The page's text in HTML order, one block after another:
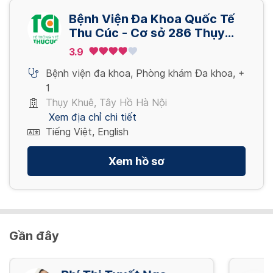
3,400,000 VND
Xem thêm
Nội soi dạ dày ống mềm có sinh thiết_ Lấy
mẫu bệnh phẩm XN. Test HP
Xem thêm
Gói khám – nam – khám sức khỏe tổng quát
định kỳ – nâng cao
3,200,000 VND
Gói khám – nam – khám sức khỏe tổng quát
định kỳ – nâng cao – cs2
4,621,000 VND
Bệnh Viện Đa Khoa Quốc Tế
Thu Cúc - Cơ sở 286 Thụy
Khuê - Tây Hồ - Hà Nội
3.9
Bệnh viện đa khoa, Phòng khám Đa khoa, +
1
Thụy Khuê, Tây Hồ Hà Nội
Xem địa chỉ chi tiết
Tiếng Việt, English
Xem hồ sơ
Gần đây